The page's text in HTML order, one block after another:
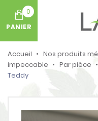
0
PANIER
Accueil
Nos produits
impeccable
Par pièce
Teddy